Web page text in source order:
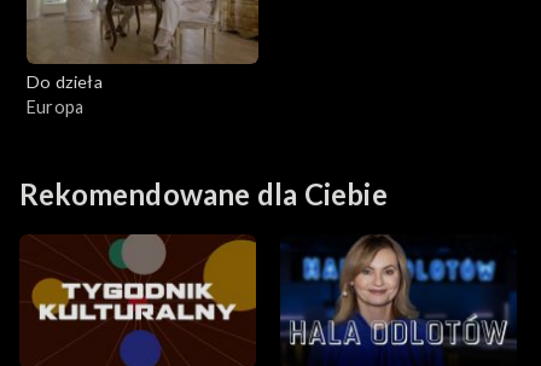
Do dzieła
Europa
Rekomendowane dla Ciebie